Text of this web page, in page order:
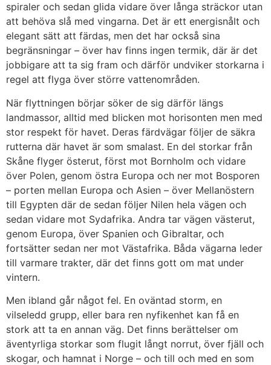
spiraler och sedan glida vidare över långa sträckor utan
att behöva slå med vingarna. Det är ett energisnålt och
elegant sätt att färdas, men det har också sina
begränsningar – över hav finns ingen termik, där är det
jobbigare att ta sig fram och därför undviker storkarna i
regel att flyga över större vattenområden.
När flyttningen börjar söker de sig därför längs
landmassor, alltid med blicken mot horisonten men med
stor respekt för havet. Deras färdvägar följer de säkra
rutterna där havet är som smalast. En del storkar från
Skåne flyger österut, först mot Bornholm och vidare
över Polen, genom östra Europa och ner mot Bosporen
– porten mellan Europa och Asien – över Mellanöstern
till Egypten där de sedan följer Nilen hela vägen och
sedan vidare mot Sydafrika. Andra tar vägen västerut,
genom Europa, över Spanien och Gibraltar, och
fortsätter sedan ner mot Västafrika. Båda vägarna leder
till varmare trakter, där det finns gott om mat under
vintern.
Men ibland går något fel. En oväntad storm, en
vilseledd grupp, eller bara ren nyfikenhet kan få en
stork att ta en annan väg. Det finns berättelser om
äventyrliga storkar som flugit långt norrut, över fjäll och
skogar, och hamnat i Norge – och till och med en som